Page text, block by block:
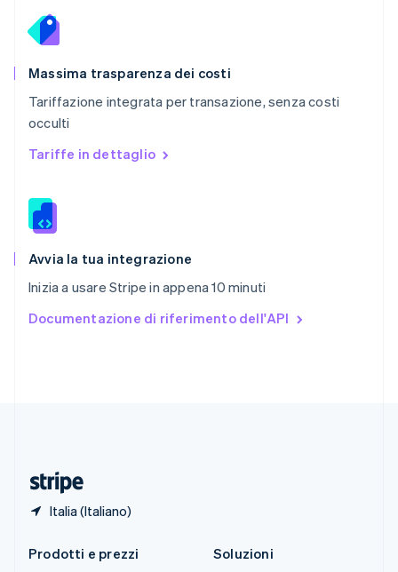
Massima trasparenza dei costi
Tariffazione integrata per transazione, senza costi
occulti
Tariffe in dettaglio
Avvia la tua integrazione
Inizia a usare Stripe in appena 10 minuti
Documentazione di riferimento dell'API
Italia (Italiano)
RAS di Hong Kong, Cina
English
English
English
Romania
English
Slovacchia
Slovenia
English Italiano
EspañolEnglish
English Español 简体中文
Prodotti e prezzi
Soluzioni